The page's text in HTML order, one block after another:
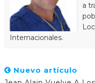
a
Internacionales.
Nuevo artículo